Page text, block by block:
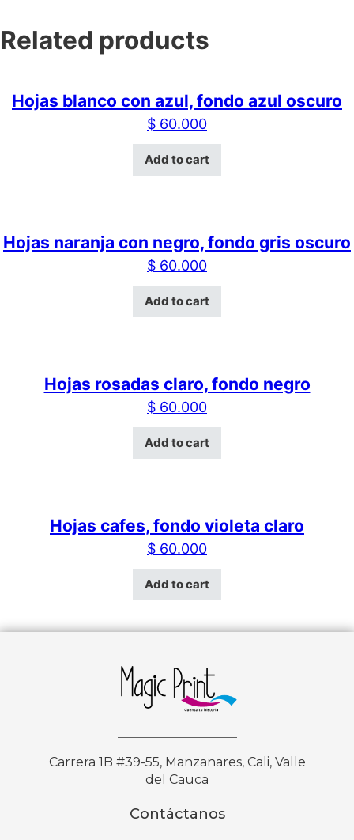
Related products
Hojas blanco con azul, fondo azul oscuro
$ 60.000
Add to cart
Hojas naranja con negro, fondo gris oscuro
$ 60.000
Add to cart
Hojas rosadas claro, fondo negro
$ 60.000
Add to cart
Hojas cafes, fondo violeta claro
$ 60.000
Add to cart
Carrera 1B #39-55, Manzanares, Cali, Valle
del Cauca
Contáctanos